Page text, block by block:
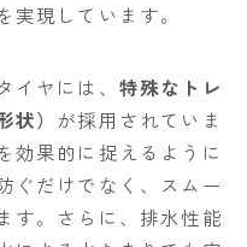
実現しています。
イヤには、 特殊なトレ
） が採用されていま
効果的に捉えるように
ぐだけでなく、スムー
す。さらに、排水性能